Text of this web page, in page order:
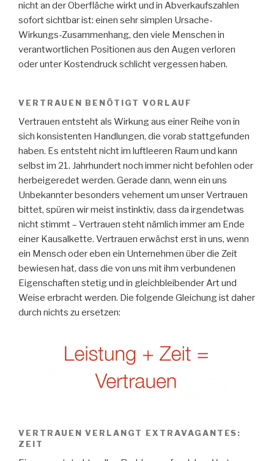
nicht an der Oberfläche wirkt und in Abverkaufszahlen
sofort sichtbar ist: einen sehr simplen Ursache-
Wirkungs-Zusammenhang, den viele Menschen in
verantwortlichen Positionen aus den Augen verloren
oder unter Kostendruck schlicht vergessen haben.
VERTRAUEN BENÖTIGT VORLAUF
Vertrauen entsteht als Wirkung aus einer Reihe von in
sich konsistenten Handlungen, die vorab stattgefunden
haben. Es entsteht nicht im luftleeren Raum und kann
selbst im 21. Jahrhundert noch immer nicht befohlen oder
herbeigeredet werden. Gerade dann, wenn ein uns
Unbekannter besonders vehement um unser Vertrauen
bittet, spüren wir meist instinktiv, dass da irgendetwas
nicht stimmt – Vertrauen steht nämlich immer am Ende
einer Kausalkette. Vertrauen erwächst erst in uns, wenn
ein Mensch oder eben ein Unternehmen über die Zeit
bewiesen hat, dass die von uns mit ihm verbundenen
Eigenschaften stetig und in gleichbleibender Art und
Weise erbracht werden. Die folgende Gleichung ist daher
durch nichts zu ersetzen:
VERTRAUEN VERLANGT EXTRAVAGANTES:
ZEIT